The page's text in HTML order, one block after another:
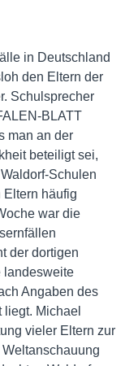
in Deutschland
den Eltern der
Schulsprecher
BLATT
man an der
beteiligt sei,
Schulen
häufig
war die
der dortigen
landesweite
Angaben des
Michael
vieler Eltern zur